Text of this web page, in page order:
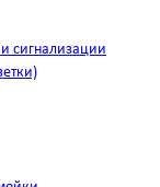
сигнализации